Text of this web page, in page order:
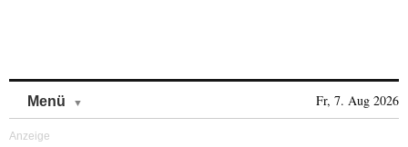
Menü Fr, 7. Aug 2026